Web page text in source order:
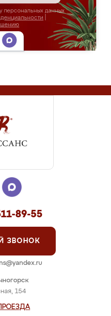
персональных данных
154
89-55
ЗВОНОК